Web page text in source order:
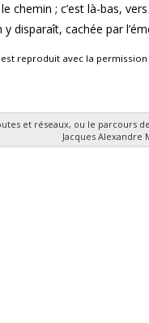
chemin ; c’est là-bas,
y disparaît, cachée par
est reproduit avec la
des
et réseaux, ou le parcours
Jacques Alexandre